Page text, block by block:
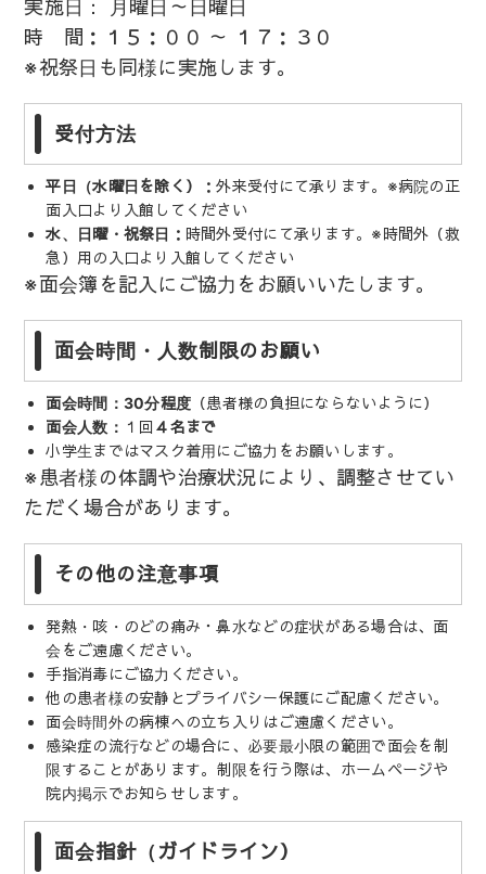
実施日： 月曜日～日曜日
時 間：１５：００ ～ １７：３０
※祝祭日も同様に実施します。
受付方法
平日（水曜日を除く）
：外来受付にて承ります。※病院の正
面入口より入館してください
水、日曜・祝祭日 ：時間外受付にて承ります。※時間外（救
急）用の入口より入館してください
※面会簿を記入にご協力をお願いいたします。
面会時間・人数制限のお願い
面会時間：30分程度 （患者様の負担にならないように）
面会人数： １回 ４名まで
小学生まではマスク着用にご協力をお願いします。
※患者様の体調や治療状況により、調整させてい
ただく場合があります。
その他の注意事項
発熱・咳・のどの痛み・鼻水などの症状がある場合は、面
会をご遠慮ください。
手指消毒にご協力ください。
他の患者様の安静とプライバシー保護にご配慮ください。
面会時間外の病棟への立ち入りはご遠慮ください。
感染症の流行などの場合に、必要最小限の範囲で面会を制
限することがあります。制限を行う際は、ホームページや
院内掲示でお知らせします。
面会指針（ガイドライン）